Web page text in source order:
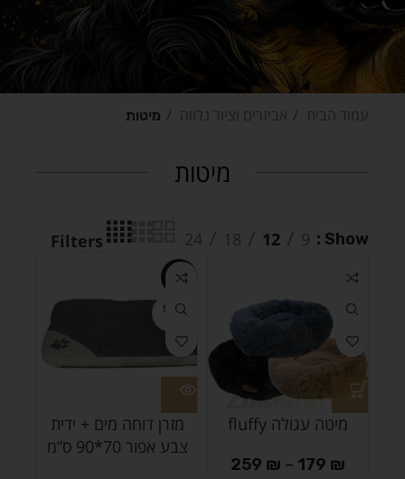
עמוד הבית אביזרים וציוד נלווה מיטות
מיטות
Show
9
12
18
24
Filters
מיטה עגולה fluffy
179 ₪
–
259 ₪
-30%
SOLD
מזרן דוחה מים + ידית
צבע אפור 70*90 ס”מ